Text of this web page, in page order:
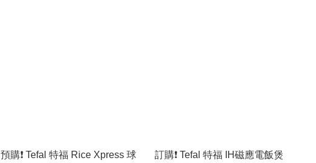
預購❗️ Tefal 特福 Rice Xpress 球
訂購❗️ Tefal 特福 IH磁應電飯煲